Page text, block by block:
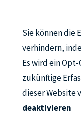
Sie können die
verhindern,
Es wird ein
zukünftige
dieser Website
deaktivieren